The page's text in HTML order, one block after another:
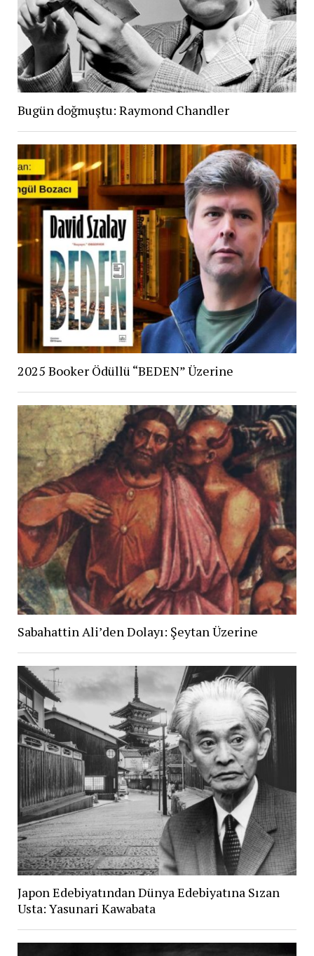
Bugün doğmuştu: Raymond Chandler
2025 Booker Ödüllü “BEDEN” Üzerine
Sabahattin Ali’den Dolayı: Şeytan Üzerine
Japon Edebiyatından Dünya Edebiyatına Sızan
Usta: Yasunari Kawabata